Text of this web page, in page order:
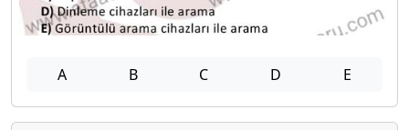
A B C D E